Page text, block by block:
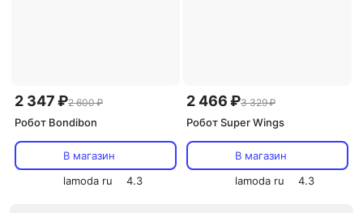
2 347 ₽2 600 ₽
Робот Bondibon
В магазин
lamoda ru
4.3
2 466 ₽3 329 ₽
Робот Super Wings
В магазин
lamoda ru
4.3